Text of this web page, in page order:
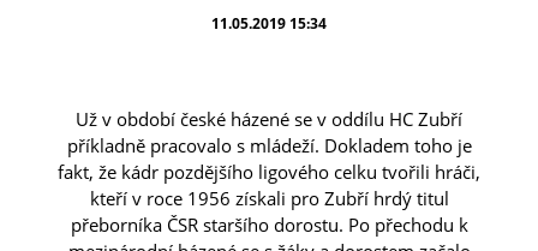
11.05.2019 15:34
Už v období české házené se v oddílu HC Zubří
příkladně pracovalo s mládeží. Dokladem toho je
fakt, že kádr pozdějšího ligového celku tvořili hráči,
kteří v roce 1956 získali pro Zubří hrdý titul
přeborníka ČSR staršího dorostu. Po přechodu k